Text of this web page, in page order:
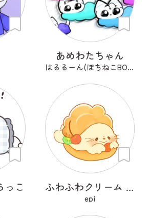
あめわたちゃん
はるるーん(ぽちねこBOOKS)
っこ ふわふわクリーム あざらシュー
epi